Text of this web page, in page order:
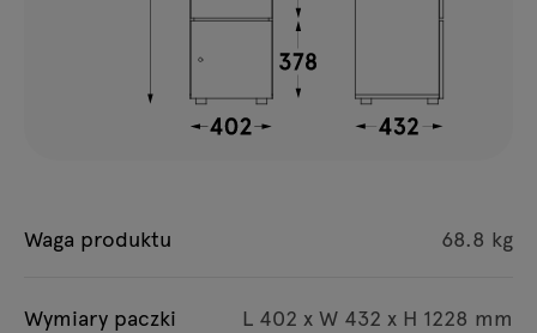
Waga produktu 68.8 kg
Wymiary paczki L 402 x W 432 x H 1228 mm